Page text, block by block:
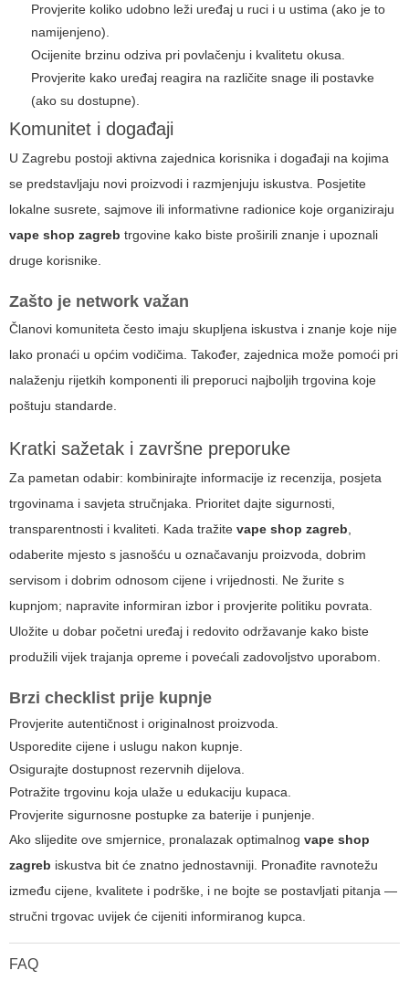
Provjerite koliko udobno leži uređaj u ruci i u ustima (ako je to
namijenjeno).
Ocijenite brzinu odziva pri povlačenju i kvalitetu okusa.
Provjerite kako uređaj reagira na različite snage ili postavke
(ako su dostupne).
Komunitet i događaji
U Zagrebu postoji aktivna zajednica korisnika i događaji na kojima
se predstavljaju novi proizvodi i razmjenjuju iskustva. Posjetite
lokalne susrete, sajmove ili informativne radionice koje organiziraju
vape shop zagreb trgovine kako biste proširili znanje i upoznali
druge korisnike.
Zašto je network važan
Članovi komuniteta često imaju skupljena iskustva i znanje koje nije
lako pronaći u općim vodičima. Također, zajednica može pomoći pri
nalaženju rijetkih komponenti ili preporuci najboljih trgovina koje
poštuju standarde.
Kratki sažetak i završne preporuke
Za pametan odabir: kombinirajte informacije iz recenzija, posjeta
trgovinama i savjeta stručnjaka. Prioritet dajte sigurnosti,
transparentnosti i kvaliteti. Kada tražite vape shop zagreb,
odaberite mjesto s jasnošću u označavanju proizvoda, dobrim
servisom i dobrim odnosom cijene i vrijednosti. Ne žurite s
kupnjom; napravite informiran izbor i provjerite politiku povrata.
Uložite u dobar početni uređaj i redovito održavanje kako biste
produžili vijek trajanja opreme i povećali zadovoljstvo uporabom.
Brzi checklist prije kupnje
Provjerite autentičnost i originalnost proizvoda.
Usporedite cijene i uslugu nakon kupnje.
Osigurajte dostupnost rezervnih dijelova.
Potražite trgovinu koja ulaže u edukaciju kupaca.
Provjerite sigurnosne postupke za baterije i punjenje.
Ako slijedite ove smjernice, pronalazak optimalnog vape shop
zagreb iskustva bit će znatno jednostavniji. Pronađite ravnotežu
između cijene, kvalitete i podrške, i ne bojte se postavljati pitanja —
stručni trgovac uvijek će cijeniti informiranog kupca.
FAQ